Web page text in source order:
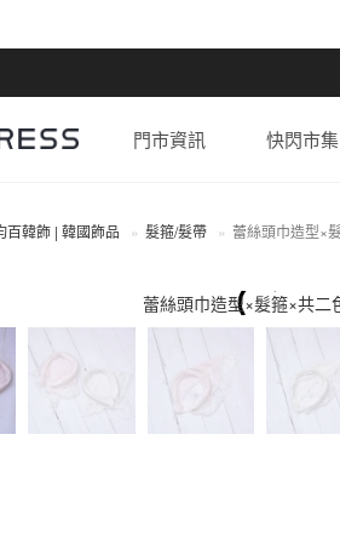
門市資訊 快閃市集
百韓飾 | 韓國飾品 髮箍/髮帶 蕾絲頭巾造型×